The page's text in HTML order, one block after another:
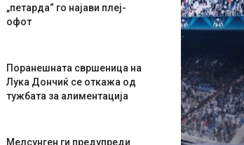
„петарда“ го најави плеј-
офот
Поранешната свршеница на
Лука Дончиќ се откажа од
тужбата за алиментација
Мелсунген ги предупреди